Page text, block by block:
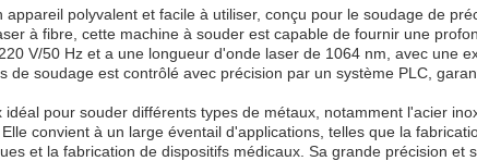
polyvalent et facile à utiliser, conçu pour le soudage de
à fibre, cette machine à souder est capable de fournir une
V/50 Hz et a une longueur d'onde laser de 1064 nm, avec une
de soudage est contrôlé avec précision par un système PLC,
pour souder différents types de métaux, notamment l'acier
convient à un large éventail d'applications, telles que la
et la fabrication de dispositifs médicaux. Sa grande précision et